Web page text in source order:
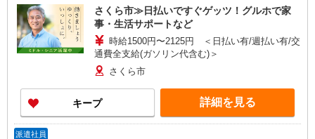
さくら市≫日払いですぐゲッツ！グルホで家
事・生活サポートなど
時給1500円〜2125円 ＜日払い有/週払い有/交
通費全支給(ガソリン代含む)＞
さくら市
キープ 詳細を見る
派遣社員